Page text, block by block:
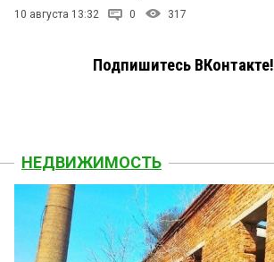
10 августа 13:32 0 317
Подпишитесь ВКонтакте!
НЕДВИЖИМОСТЬ